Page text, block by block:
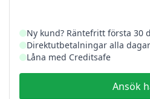
Ny kund? Räntefritt första 30
Direktutbetalningar alla
Låna med Creditsafe
Ansök